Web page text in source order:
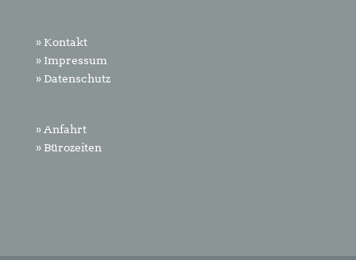
» Kontakt
» Impressum
» Datenschutz
» Anfahrt
» Bürozeiten